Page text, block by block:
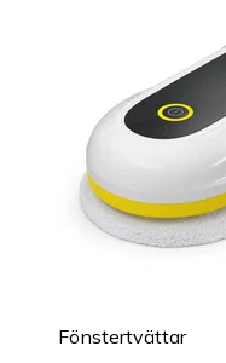
Fönstertvättar